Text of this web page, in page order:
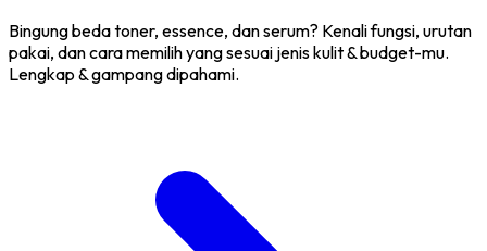
Bingung beda toner, essence, dan serum? Kenali fungsi, urutan
pakai, dan cara memilih yang sesuai jenis kulit & budget-mu.
Lengkap & gampang dipahami.